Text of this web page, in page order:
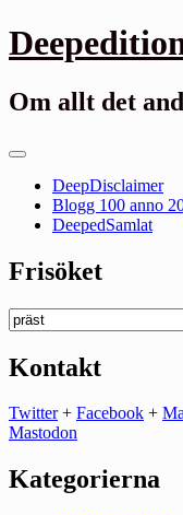
Gå
till
Om allt det
Primär
DeepDisclaimer
Blogg 100 anno
DeepedSamlat
Frisöket
Sök
efter:
Kontakt
Twitter+ Facebook +
Mastodon
Kategorierna